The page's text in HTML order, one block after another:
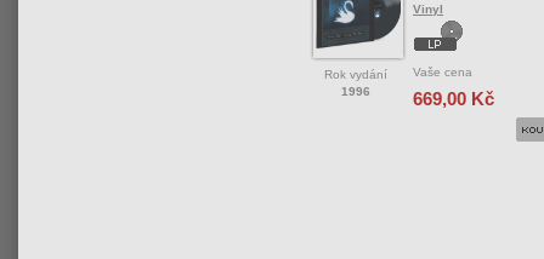
Rok vydání
1996
Vinyl
Vaše cena
669,00 Kč